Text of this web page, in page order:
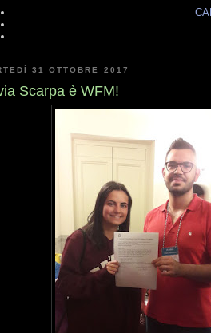
31 OTTOBRE 2017
Scarpa è WFM!